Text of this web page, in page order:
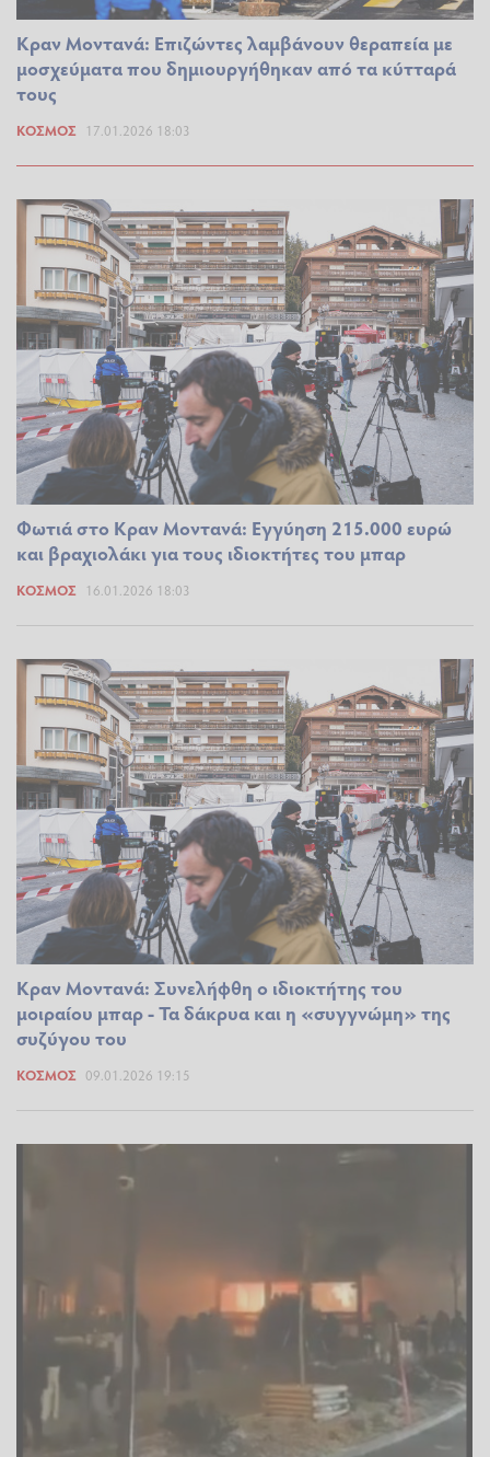
Κραν Μοντανά: Επιζώντες λαμβάνουν θεραπεία με
μοσχεύματα που δημιουργήθηκαν από τα κύτταρά
τους
ΚΌΣΜΟΣ 17.01.2026 18:03
Φωτιά στο Κραν Μοντανά: Εγγύηση 215.000 ευρώ
και βραχιολάκι για τους ιδιοκτήτες του μπαρ
ΚΌΣΜΟΣ 16.01.2026 18:03
Κραν Μοντανά: Συνελήφθη ο ιδιοκτήτης του
μοιραίου μπαρ - Τα δάκρυα και η «συγγνώμη» της
συζύγου του
ΚΌΣΜΟΣ 09.01.2026 19:15